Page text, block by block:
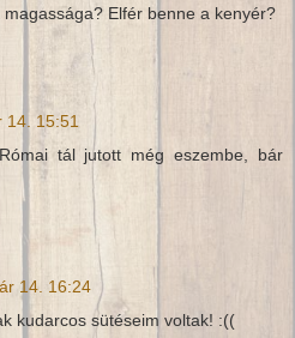
Elfér benne a kenyér?
14. 15:51
tál jutott még eszembe, bár
14. 16:24
kudarcos sütéseim voltak! :((